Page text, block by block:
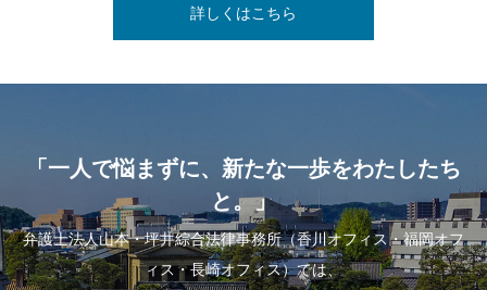
詳しくはこちら
「一人で悩まずに、新たな一歩をわたしたち
と。」
弁護士法人山本・坪井綜合法律事務所（香川オフィス・福岡オフ
ィス・長崎オフィス）では、